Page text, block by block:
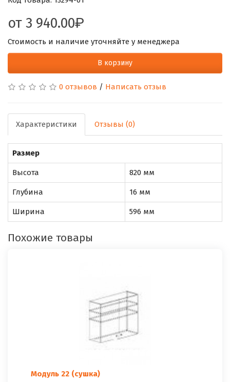
от 3 940.00
Стоимость и наличие уточняйте у менеджера
В корзину
0 отзывов / Написать отзыв
Характеристики Отзывы (0)
Размер
Высота 820 мм
Глубина 16 мм
Ширина 596 мм
Похожие товары
Модуль 22 (сушка)